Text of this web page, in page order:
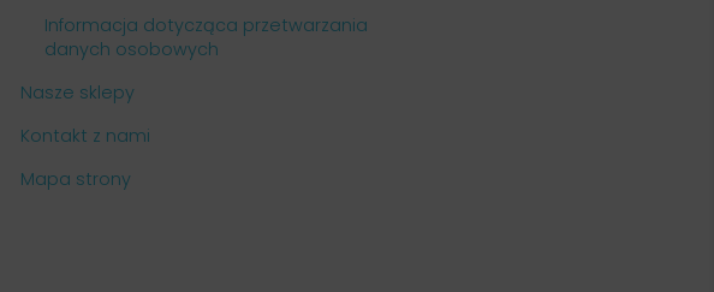
Informacja dotycząca przetwarzania
danych osobowych
Nasze sklepy
Kontakt z nami
Mapa strony